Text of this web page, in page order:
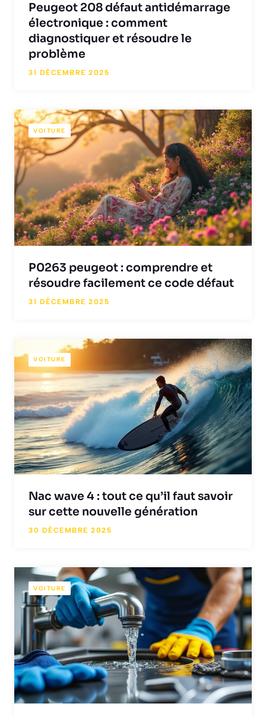
Peugeot 208 défaut antidémarrage
électronique : comment
diagnostiquer et résoudre le
problème
31 DÉCEMBRE 2025
VOITURE
P0263 peugeot : comprendre et
résoudre facilement ce code défaut
31 DÉCEMBRE 2025
VOITURE
Nac wave 4 : tout ce qu’il faut savoir
sur cette nouvelle génération
30 DÉCEMBRE 2025
VOITURE